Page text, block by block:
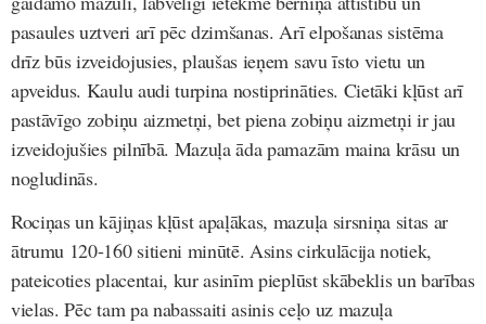
pasaules uztveri arī pēc dzimšanas. Arī elpošanas sistēma
drīz būs izveidojusies, plaušas ieņem savu īsto vietu un
apveidus. Kaulu audi turpina nostiprināties. Cietāki kļūst arī
pastāvīgo zobiņu aizmetņi, bet piena zobiņu aizmetņi ir jau
izveidojušies pilnībā. Mazuļa āda pamazām maina krāsu un
nogludinās.
Rociņas un kājiņas kļūst apaļākas, mazuļa sirsniņa sitas ar
ātrumu 120-160 sitieni minūtē. Asins cirkulācija notiek,
pateicoties placentai, kur asinīm pieplūst skābeklis un barības
vielas. Pēc tam pa nabassaiti asinis ceļo uz mazuļa